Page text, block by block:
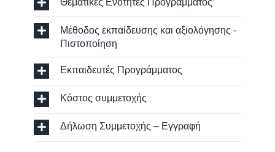
Μέθοδος εκπαίδευσης και αξιολόγησης -
Πιστοποίηση
Εκπαιδευτές Προγράμματος
Κόστος συμμετοχής
Δήλωση Συμμετοχής – Εγγραφή